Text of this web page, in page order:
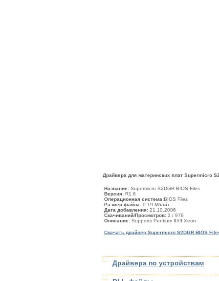
Драйвера для материнских плат Supermicro
Название: Supermicro S2DGR BIOS Files
Версия: R1.6
Операционная система:BIOS Files
Размер файла: 0.19 Мбайт
Дата добавления: 21.10.2006
Скачиваний/Просмотров: 3 / 979
Описание: Supports Pentium III/II Xeon
Скачать драйвер Supermicro S2DGR BIOS
Драйвера по устройствам